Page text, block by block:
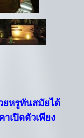
ยหรูทันสมัยได้
เปิดตัวเพียง